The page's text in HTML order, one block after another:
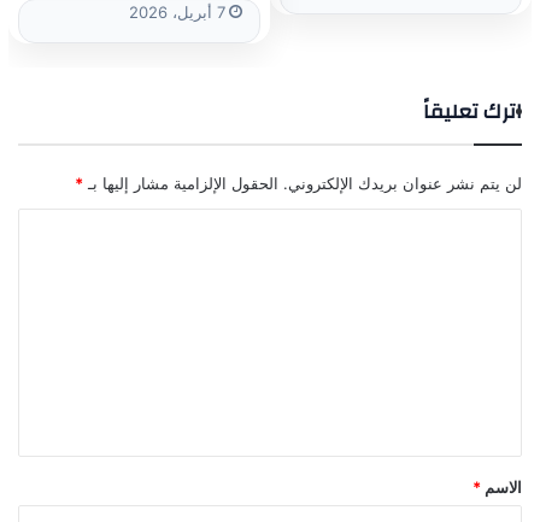
7 أبريل، 2026
اترك تعليقاً
لن يتم نشر عنوان بريدك الإلكتروني. الحقول الإلزامية مشار إليها بـ *
*
الاسم *